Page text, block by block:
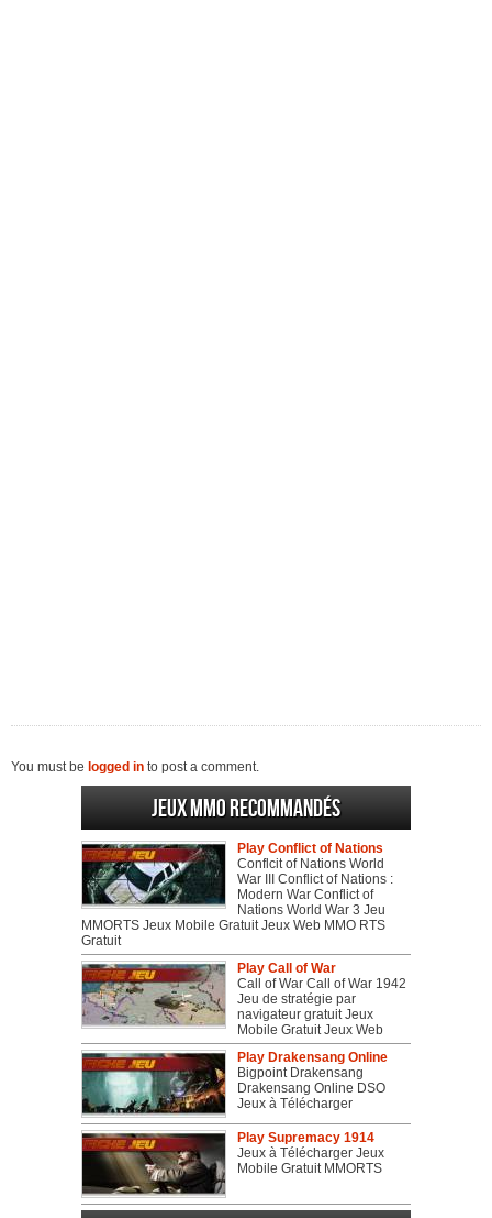
You must be logged in to post a comment.
Jeux MMO recommandés
Play Conflict of Nations
Conflcit of Nations World
War III Conflict of Nations :
Modern War Conflict of
Nations World War 3 Jeu
MMORTS Jeux Mobile Gratuit Jeux Web MMO RTS
Gratuit
Play Call of War
Call of War Call of War 1942
Jeu de stratégie par
navigateur gratuit Jeux
Mobile Gratuit Jeux Web
Play Drakensang Online
Bigpoint Drakensang
Drakensang Online DSO
Jeux à Télécharger
Play Supremacy 1914
Jeux à Télécharger Jeux
Mobile Gratuit MMORTS